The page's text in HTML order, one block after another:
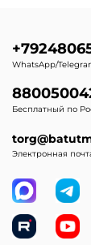
WhatsApp/
Бесплатный по
Электронная